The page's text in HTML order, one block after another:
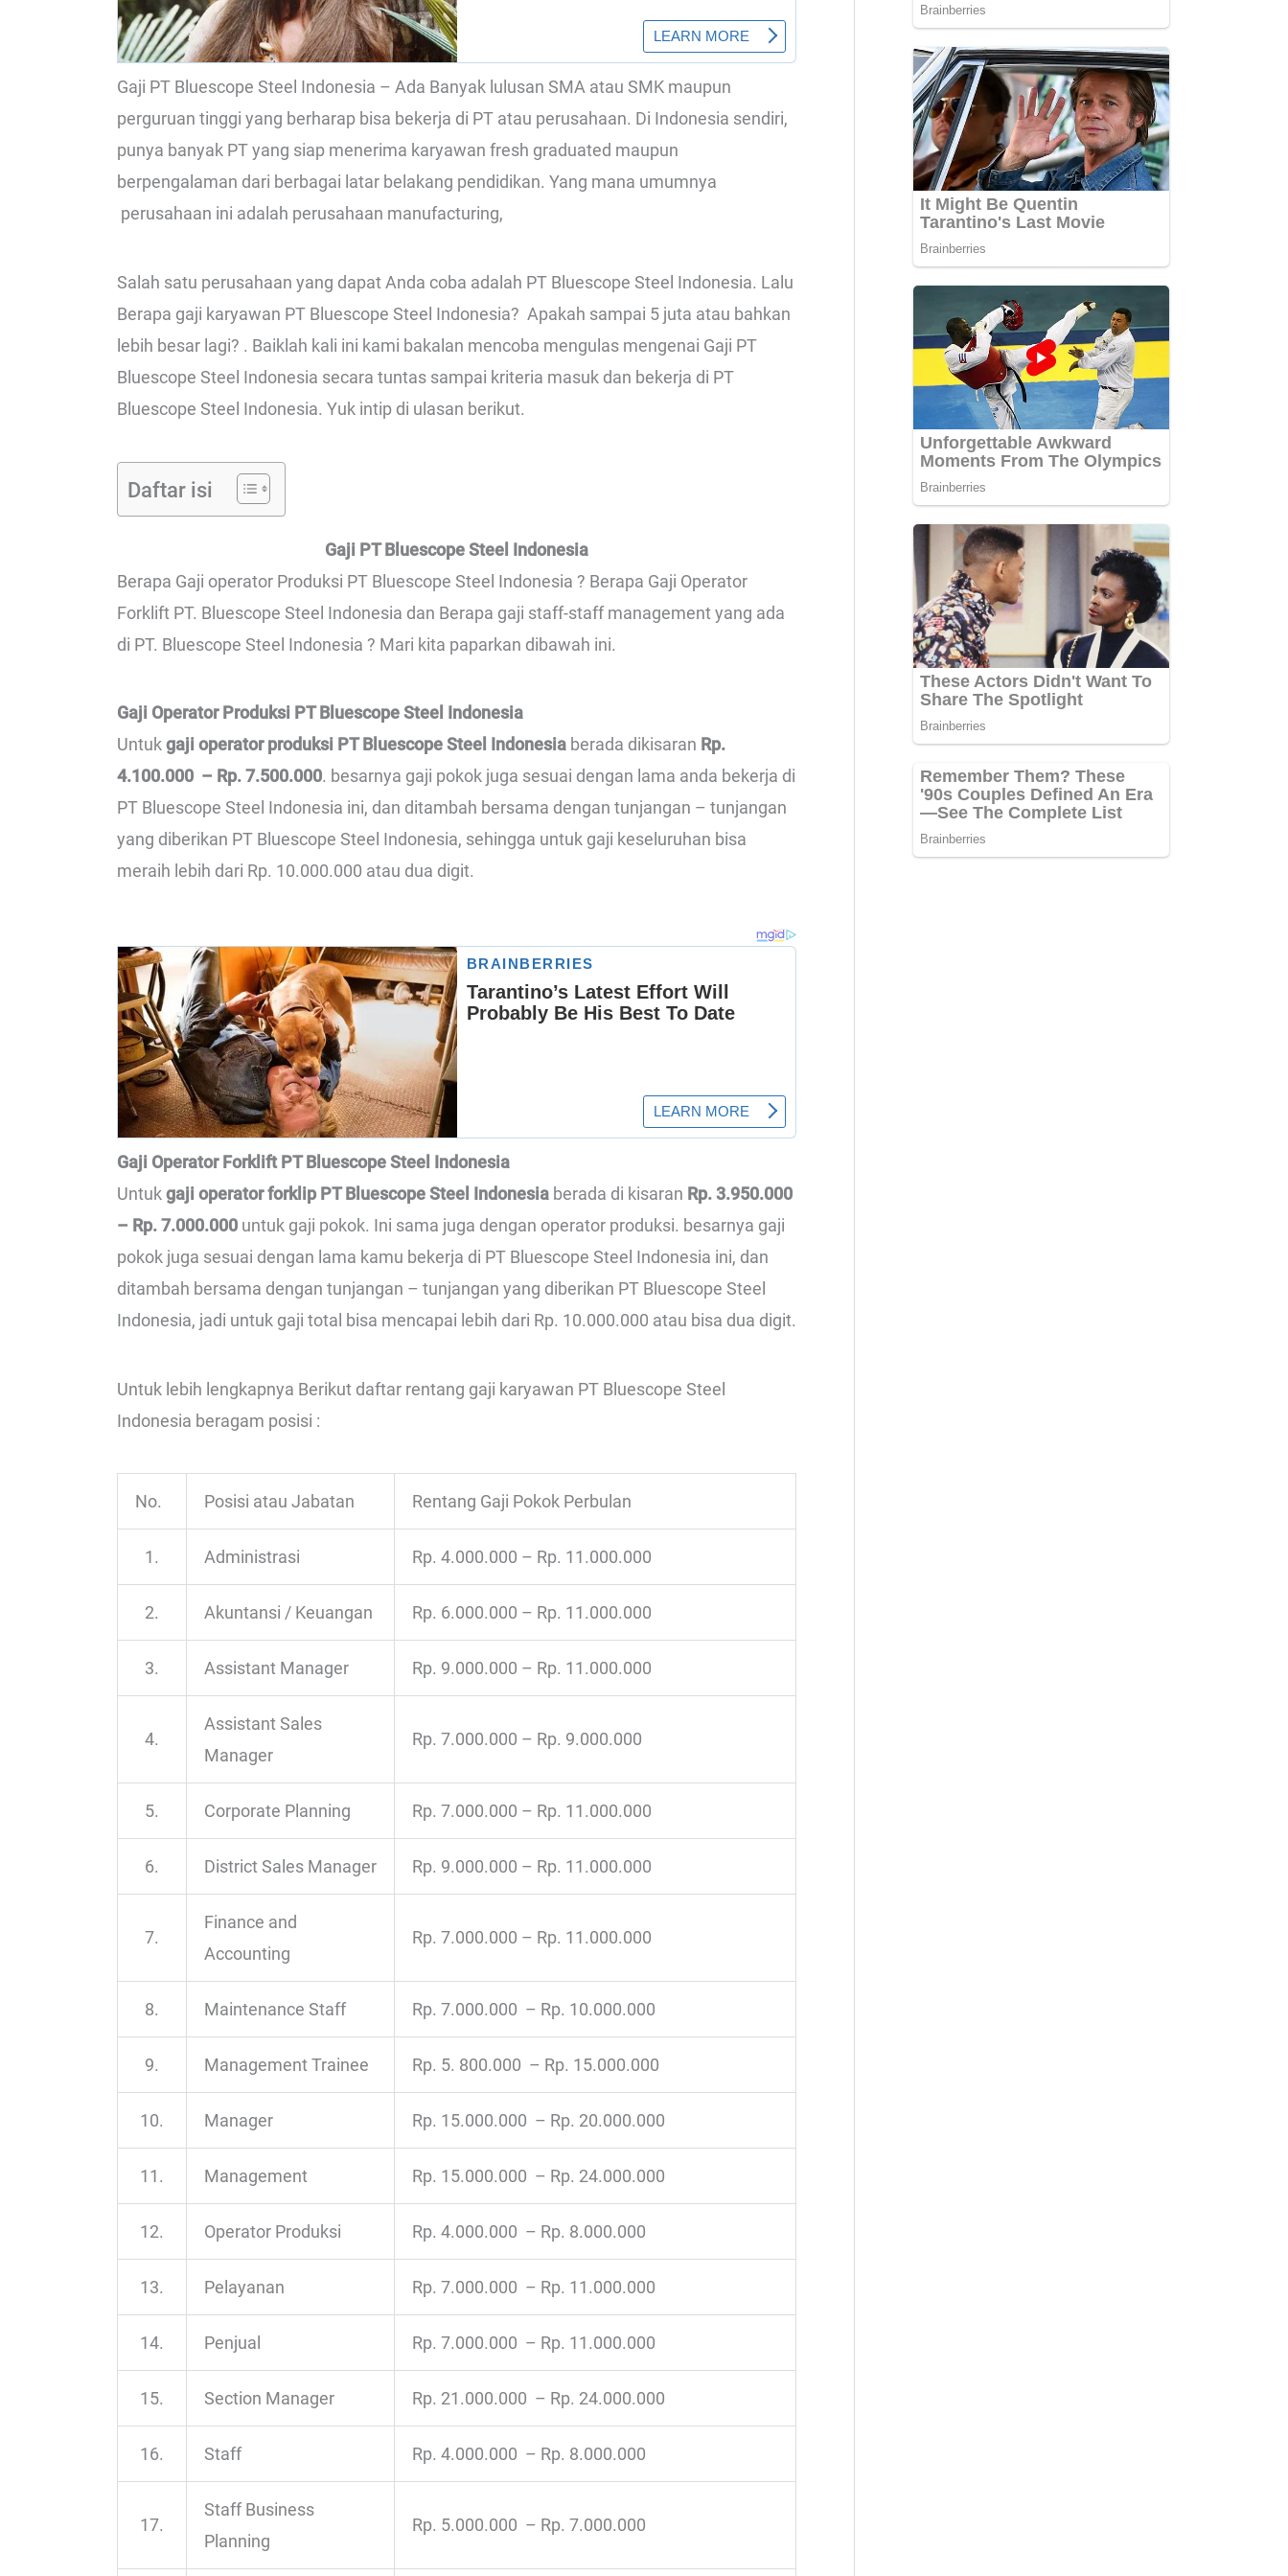
Gaji PT Bluescope Steel Indonesia – Ada Banyak lulusan SMA atau SMK maupun
perguruan tinggi yang berharap bisa bekerja di PT atau perusahaan. Di Indonesia sendiri,
punya banyak PT yang siap menerima karyawan fresh graduated maupun
berpengalaman dari berbagai latar belakang pendidikan. Yang mana umumnya
perusahaan ini adalah perusahaan manufacturing,
Salah satu perusahaan yang dapat Anda coba adalah PT Bluescope Steel Indonesia. Lalu
Berapa gaji karyawan PT Bluescope Steel Indonesia? Apakah sampai 5 juta atau bahkan
lebih besar lagi? . Baiklah kali ini kami bakalan mencoba mengulas mengenai Gaji PT
Bluescope Steel Indonesia secara tuntas sampai kriteria masuk dan bekerja di PT
Bluescope Steel Indonesia. Yuk intip di ulasan berikut.
Daftar isi
Gaji PT Bluescope Steel Indonesia
Berapa Gaji operator Produksi PT Bluescope Steel Indonesia ? Berapa Gaji Operator
Forklift PT. Bluescope Steel Indonesia dan Berapa gaji staff-staff management yang ada
di PT. Bluescope Steel Indonesia ? Mari kita paparkan dibawah ini.
Gaji Operator Produksi PT Bluescope Steel Indonesia
Untukgaji operator produksi PT Bluescope Steel Indonesia berada dikisaran Rp.
4.100.000 – Rp. 7.500.000. besarnya gaji pokok juga sesuai dengan lama anda bekerja di
PT Bluescope Steel Indonesia ini, dan ditambah bersama dengan tunjangan – tunjangan
yang diberikan PT Bluescope Steel Indonesia, sehingga untuk gaji keseluruhan bisa
meraih lebih dari Rp. 10.000.000 atau dua digit.
Gaji Operator Forklift PT Bluescope Steel Indonesia
Untukgaji operator forklip PT Bluescope Steel Indonesia berada di kisaran Rp. 3.950.000
– Rp. 7.000.000 untuk gaji pokok. Ini sama juga dengan operator produksi. besarnya gaji
pokok juga sesuai dengan lama kamu bekerja di PT Bluescope Steel Indonesia ini, dan
ditambah bersama dengan tunjangan – tunjangan yang diberikan PT Bluescope Steel
Indonesia, jadi untuk gaji total bisa mencapai lebih dari Rp. 10.000.000 atau bisa dua digit.
Untuk lebih lengkapnya Berikut daftar rentang gaji karyawan PT Bluescope Steel
Indonesia beragam posisi :
No. Posisi atau Jabatan Rentang Gaji Pokok Perbulan
1. Administrasi Rp. 4.000.000 – Rp. 11.000.000
2. Akuntansi / Keuangan Rp. 6.000.000 – Rp. 11.000.000
3. Assistant Manager Rp. 9.000.000 – Rp. 11.000.000
4.
Assistant Sales
Manager
Rp. 7.000.000 – Rp. 9.000.000
5. Corporate Planning Rp. 7.000.000 – Rp. 11.000.000
6. District Sales Manager Rp. 9.000.000 – Rp. 11.000.000
7.
Finance and
Accounting
Rp. 7.000.000 – Rp. 11.000.000
8. Maintenance Staff Rp. 7.000.000 – Rp. 10.000.000
9. Management Trainee Rp. 5. 800.000 – Rp. 15.000.000
10. Manager Rp. 15.000.000 – Rp. 20.000.000
11. Management Rp. 15.000.000 – Rp. 24.000.000
12. Operator Produksi Rp. 4.000.000 – Rp. 8.000.000
13. Pelayanan Rp. 7.000.000 – Rp. 11.000.000
14. Penjual Rp. 7.000.000 – Rp. 11.000.000
15. Section Manager Rp. 21.000.000 – Rp. 24.000.000
16. Staff Rp. 4.000.000 – Rp. 8.000.000
17.
Staff Business
Planning
Rp. 5.000.000 – Rp. 7.000.000